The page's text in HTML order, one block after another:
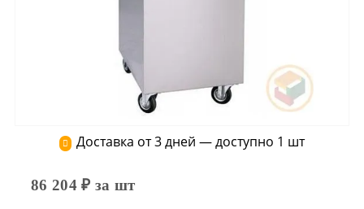
Доставка от 3 дней — доступно 1 шт
86 204 ₽ за шт